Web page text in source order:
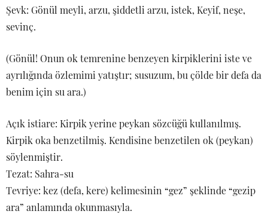
Şevk: Gönül meyli, arzu, şiddetli arzu, istek, Keyif, neşe,
sevinç.
(Gönül! Onun ok temrenine benzeyen kirpiklerini iste ve
ayrılığında özlemimi yatıştır; susuzum, bu çölde bir defa da
benim için su ara.)
Açık istiare: Kirpik yerine peykan sözcüğü kullanılmış.
Kirpik oka benzetilmiş. Kendisine benzetilen ok (peykan)
söylenmiştir.
Tezat: Sahra-su
Tevriye: kez (defa, kere) kelimesinin “gez” şeklinde “gezip
ara” anlamında okunmasıyla.